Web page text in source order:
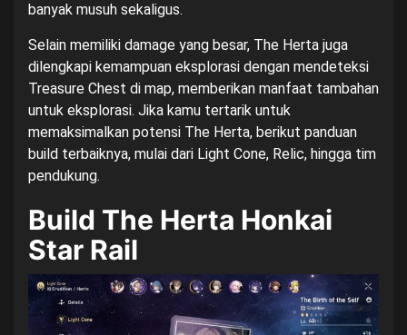
banyak musuh sekaligus.
Selain memiliki damage yang besar, The Herta juga
dilengkapi kemampuan eksplorasi dengan mendeteksi
Treasure Chest di map, memberikan manfaat tambahan
untuk eksplorasi. Jika kamu tertarik untuk
memaksimalkan potensi The Herta, berikut panduan
build terbaiknya, mulai dari Light Cone, Relic, hingga tim
pendukung.
Build The Herta Honkai
Star Rail